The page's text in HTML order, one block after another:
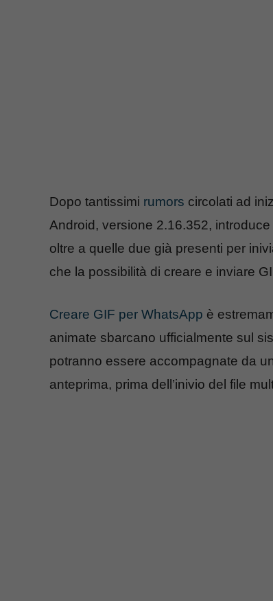
Dopo tantissimi rumors circolati ad
Android, versione 2.16.352,
oltre a quelle due già presenti per
che la possibilità di creare e inviare
Creare GIF per WhatsApp è
animate sbarcano ufficialmente sul
potranno essere accompagnate da
anteprima, prima dell’inivio del file